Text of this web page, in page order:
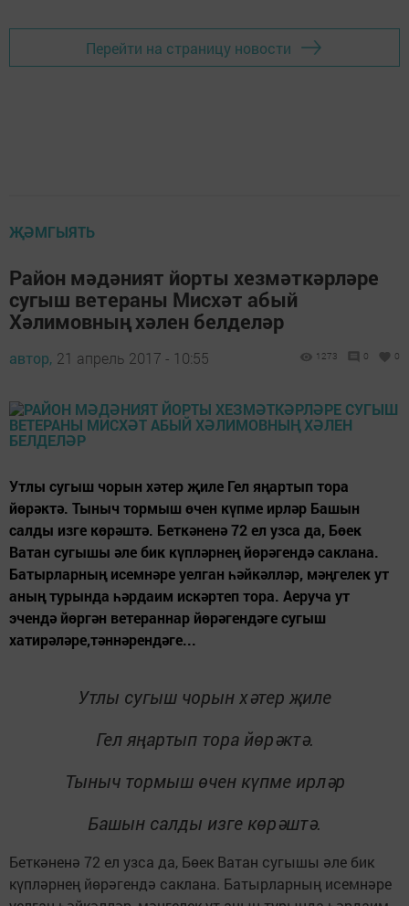
Перейти на страницу новости
ҖӘМГЫЯТЬ
Район мәдәният йорты хезмәткәрләре
сугыш ветераны Мисхәт абый
Хәлимовның хәлен белделәр
автор, 21 апрель 2017 - 10:55 1273 0 0
Утлы сугыш чорын хәтер җиле Гел яңартып тора
йөрәктә. Тыныч тормыш өчен күпме ирләр Башын
салды изге көрәштә. Беткәненә 72 ел узса да, Бөек
Ватан сугышы әле бик күпләрнең йөрәгендә саклана.
Батырларның исемнәре уелган һәйкәлләр, мәңгелек ут
аның турында һәрдаим искәртеп тора. Аеруча ут
эчендә йөргән ветераннар йөрәгендәге сугыш
хатирәләре,тәннәрендәге...
Утлы сугыш чорын хәтер җиле
Гел яңартып тора йөрәктә.
Тыныч тормыш өчен күпме ирләр
Башын салды изге көрәштә.
Беткәненә 72 ел узса да, Бөек Ватан сугышы әле бик
күпләрнең йөрәгендә саклана. Батырларның исемнәре